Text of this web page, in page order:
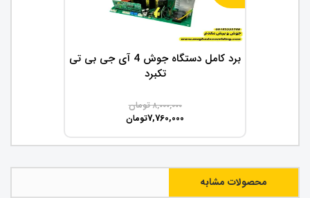
برد کامل دستگاه جوش 4 آی جی بی تی
تکبرد
8,000,000تومان
7,760,000تومان
محصولات مشابه